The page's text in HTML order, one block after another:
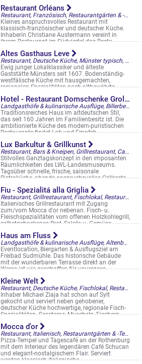
Restaurant Orléans
Restaurant, Französisch, Restaurantgärten & -Terrassen
Kleines anspruchsvolles Restaurant mit
klassisch-französischer und deutscher Küche.
Inhaberin Christiane Austermann vereint in
ihrem Restaurant im Südviertel das Beste ...
Altes Gasthaus Leve
Restaurant, Deutsche Küche, Münster typisch, Restaurantgärten & -Terrassen
Ewig junger Lokalklassiker und älteste
Gaststätte Münsters seit 1607. Bodenständig-
westfälische Küche mit hausgemachten,
regionalen Spezialitäten nach altbewährte ...
Hotel - Restaurant Domschenke Groll
Landgasthöfe & kulinarische Ausflüge, Billerbeck, Restaurantgärten & -Terrassen
Traditionsreiches Haus im altdeutschen Stil,
das seit 160 Jahren im Familienbesitz ist. Die
ambitionierte Küche des modern-puristischen
Restaurants findet Lob und Empfeh ...
Lux Barkultur & Grillkunst
Restaurant, Bars & Kneipen, Grillrestaurant, Café & Bistro, Saal & Eventlocation, Cocktailbar, Frühstück/Brunch am WE, Restaurantgärten & -Terrassen, Straßencafés & Boulevardterrassen
Stilvolles Ganztagskonzept in den imposanten
Räumlichkeiten des LWL-Landesmuseums.
Tagsüber schnelle, frische, saisonale
Bistroküche, abends anspruchsvolles Grillresta
Domplatz 10
Fiu - Spezialitá alla Griglia
Restaurant, Grillrestaurant, Fischlokal, Restaurantgärten & -Terrassen
Italienisches Grillrestaurant mit Zugang
zum/vom Mocca d'or nebenan. Fisch- u.
Fleischspezialitäten vom offenen Holzkohlegrill,
selbstgebackenes Brot, Salate u. Gemüse ...
Rothenburg 14-16
Haus am Fluss
Landgasthöfe & kulinarische Ausflüge, Altenberge, Saal & Eventlocation, Biergarten
Eventlocation, Biergarten & Ausflugsziel am
Freibad Sudmühle. Das historische Gebäude
mit der wunderbaren Terrasse direkt an der
Werse ist wie geschaffen für unvergess ...
Dyckburgstraße 486
Kleine Welt
Restaurant, Deutsche Küche, Fischlokal, Restaurantgärten & -Terrassen
Inhaber Michael Ziaja hat schon auf Sylt
gekocht und serviert neben gehobener,
deutscher Küche hochwertige, regionale Fisch-
Spezialitäten. Seesterne, Muscheln, Fischern ...
Kappenberger Damm 101
Mocca d'or
Restaurant, Italienisch, Restaurantgärten & -Terrassen, Straßencafés & Boulevardterrassen
Pizza-Tempel und Tagescafé an der Rothenburg
mit dem Interieur des legendären Café Schucan
und elegant-nostalgischem Flair. Serviert
werden klassisch italienische, ...